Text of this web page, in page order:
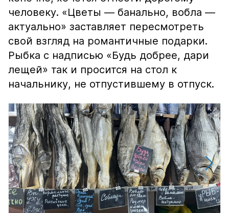
человеку. «Цветы — банально, вобла —
актуально» заставляет пересмотреть
свой взгляд на романтичные подарки.
Рыбка с надписью «Будь добрее, дари
лещей» так и просится на стол к
начальнику, не отпустившему в отпуск.